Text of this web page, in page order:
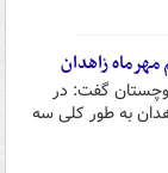
زاهدان
گفت: در
کلانتری ۱۶ زاهدان به طور کلی سه